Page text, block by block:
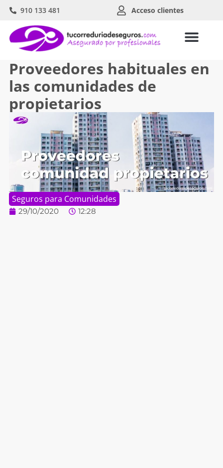
910 133 481 Acceso clientes
Proveedores habituales en
las comunidades de
propietarios
Seguros para Comunidades
29/10/2020 12:28